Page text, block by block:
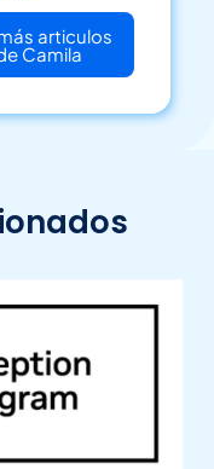
articulos
Camila